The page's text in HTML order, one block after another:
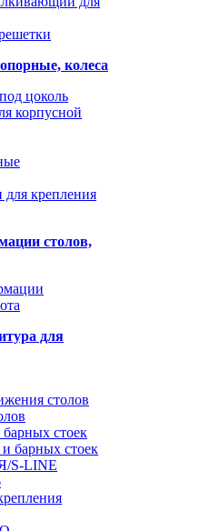
колеса
цоколь
корпусной
крепления
столов,
для
столов
стоек
барных стоек
S-LINE